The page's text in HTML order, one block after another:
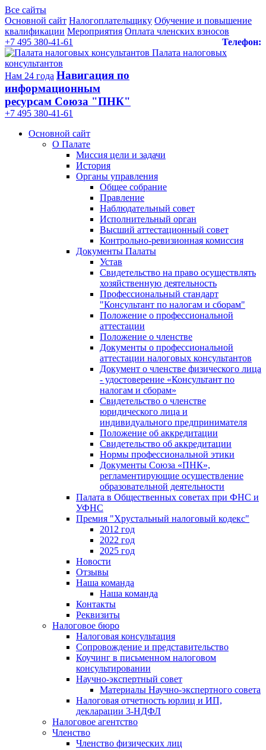
Все сайты
Основной сайт Налогоплательщику Обучение и повышение
квалификации Мероприятия Оплата членских взносов
Телефон:
+7 495 380-41-61
Палата налоговых
консультантов
Нам 24 года Навигация по
информационным
ресурсам Союза "ПНК"
+7 495 380‑41‑61
Основной сайт
О Палате
Миссия цели и задачи
История
Органы управления
Общее собрание
Правление
Наблюдательный совет
Исполнительный орган
Высший аттестационный совет
Контрольно-ревизионная комиссия
Документы Палаты
Устав
Свидетельство на право осуществлять
хозяйственную деятельность
Профессиональный стандарт
"Консультант по налогам и сборам"
Положение о профессиональной
аттестации
Положение о членстве
Документы о профессиональной
аттестации налоговых консультантов
Документ о членстве физического лица
- удостоверение «Консультант по
налогам и сборам»
Свидетельство о членстве
юридического лица и
индивидуального предпринимателя
Положение об аккредитации
Свидетельство об аккредитации
Нормы профессиональной этики
Документы Союза «ПНК»,
регламентирующие осуществление
образовательной деятельности
Палата в Общественных советах при ФНС и
УФНС
Премия "Хрустальный налоговый кодекс"
2012 год
2022 год
2025 год
Новости
Отзывы
Наша команда
Наша команда
Контакты
Реквизиты
Налоговое бюро
Налоговая консультация
Cопровождение и представительство
Коучинг в письменном налоговом
консультировании
Научно-экспертный совет
Материалы Научно-экспертного совета
Налоговая отчетность юрлиц и ИП,
декларации 3-НДФЛ
Налоговое агентство
Членство
Членство физических лиц